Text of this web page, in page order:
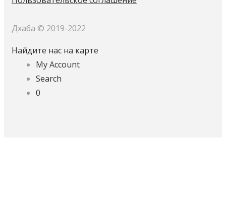
Дхаба © 2019-2022
Найдите нас на карте
My Account
Search
0